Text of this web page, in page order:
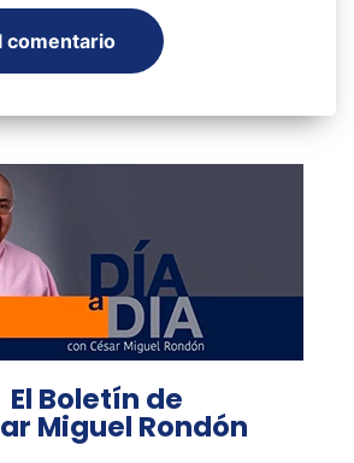
El Boletín de
Miguel Rondón